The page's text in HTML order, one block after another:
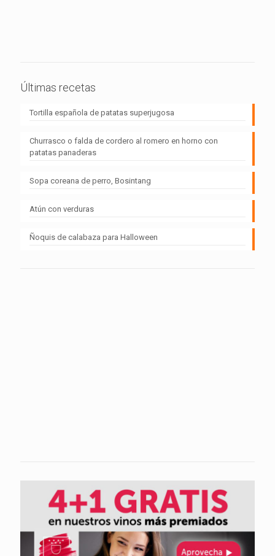
Últimas recetas
Tortilla española de patatas superjugosa
Churrasco o falda de cordero al romero en horno con
patatas panaderas
Sopa coreana de perro, Bosintang
Atún con verduras
Ñoquis de calabaza para Halloween